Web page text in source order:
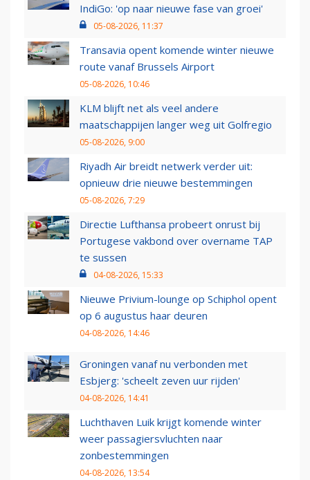
IndiGo: 'op naar nieuwe fase van groei'
05-08-2026, 11:37
Transavia opent komende winter nieuwe
route vanaf Brussels Airport
05-08-2026, 10:46
KLM blijft net als veel andere
maatschappijen langer weg uit Golfregio
05-08-2026, 9:00
Riyadh Air breidt netwerk verder uit:
opnieuw drie nieuwe bestemmingen
05-08-2026, 7:29
Directie Lufthansa probeert onrust bij
Portugese vakbond over overname TAP
te sussen
04-08-2026, 15:33
Nieuwe Privium-lounge op Schiphol opent
op 6 augustus haar deuren
04-08-2026, 14:46
Groningen vanaf nu verbonden met
Esbjerg: 'scheelt zeven uur rijden'
04-08-2026, 14:41
Luchthaven Luik krijgt komende winter
weer passagiersvluchten naar
zonbestemmingen
04-08-2026, 13:54